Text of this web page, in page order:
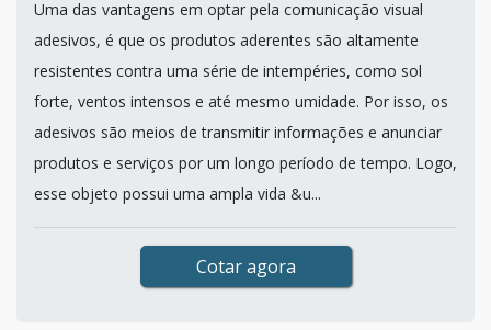
Uma das vantagens em optar pela comunicação visual
adesivos, é que os produtos aderentes são altamente
resistentes contra uma série de intempéries, como sol
forte, ventos intensos e até mesmo umidade. Por isso, os
adesivos são meios de transmitir informações e anunciar
produtos e serviços por um longo período de tempo. Logo,
esse objeto possui uma ampla vida &u...
Cotar agora